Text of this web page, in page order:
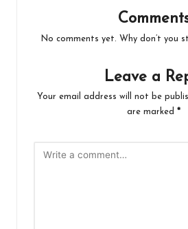
No comments yet. Why don’t you
Leave a
Your email address will not be
are marked *